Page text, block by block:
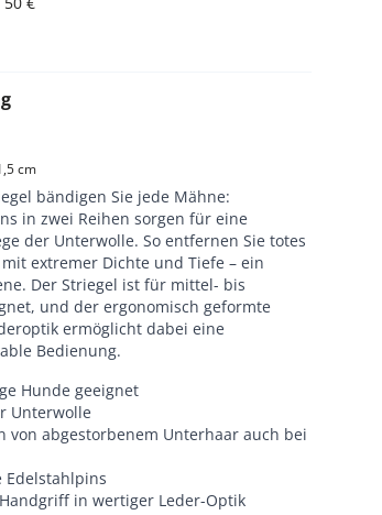
cm
bändigen Sie jede Mähne:
in zwei Reihen sorgen für eine
der Unterwolle. So entfernen Sie totes
extremer Dichte und Tiefe – ein
Der Striegel ist für mittel- bis
und der ergonomisch geformte
ermöglicht dabei eine
Bedienung.
Hunde geeignet
Unterwolle
von abgestorbenem Unterhaar auch bei
Edelstahlpins
in wertiger Leder-Optik